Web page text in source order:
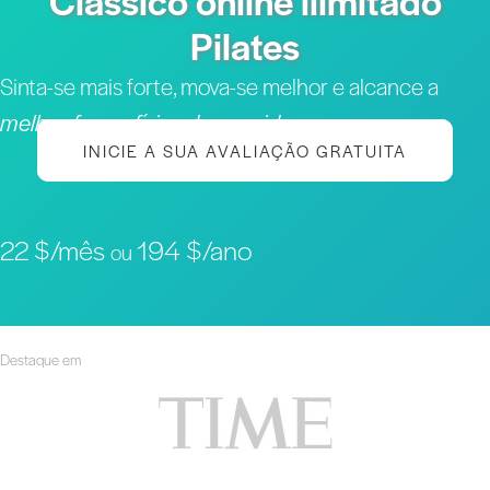
Pilates
Sinta-se mais forte, mova-se melhor e alcance a
melhor forma física da sua vida
INICIE A SUA AVALIAÇÃO GRATUITA
22 $/mêsou 194 $/ano
Destaque em